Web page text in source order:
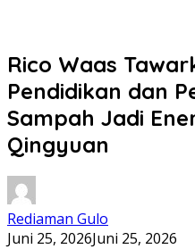
Rico Waas
Pendidikan dan
Sampah Jadi
Qingyuan
Rediaman Gulo
Juni 25, 2026Juni 25, 2026